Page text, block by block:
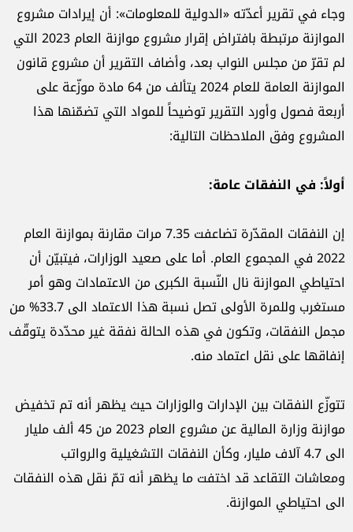
وجاء في تقرير أعدّته «الدولية للمعلومات»: أن إيرادات مشروع
الموازنة مرتبطة بافتراض إقرار مشروع موازنة العام 2023 التي
لم تقرّ من مجلس النواب بعد، وأضاف التقرير أن مشروع قانون
الموازنة العامة للعام 2024 يتألف من 64 مادة موزّعة على
أربعة فصول وأورد التقرير توضيحاً للمواد التي تضمّنها هذا
المشروع وفق الملاحظات التالية:
أولاً: في النفقات عامة:
إن النفقات المقدّرة تضاعفت 7.35 مرات مقارنة بموازنة العام
2022 في المجموع العام. أما على صعيد الوزارات، فيتبيّن أن
احتياطي الموازنة نال النّسبة الكبرى من الاعتمادات وهو أمر
مستغرب وللمرة الأولى تصل نسبة هذا الاعتماد الى 33.7% من
مجمل النفقات، وتكون في هذه الحالة نفقة غير محدّدة يتوقّف
إنفاقها على نقل اعتماد منه.
تتوزّع النفقات بين الإدارات والوزارات حيث يظهر أنه تم تخفيض
موازنة وزارة المالية عن مشروع العام 2023 من 45 ألف مليار
الى 4.7 آلاف مليار، وكأن النفقات التشغيلية والرواتب
ومعاشات التقاعد قد اختفت ما يظهر أنه تمّ نقل هذه النفقات
الى احتياطي الموازنة.